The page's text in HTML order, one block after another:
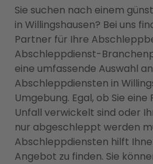
Sie suchen nach einem
in Willingshausen? Bei uns
Partner für Ihre
Abschleppdienst-
eine umfassende Auswahl
Abschleppdiensten in
Umgebung. Egal, ob Sie
Unfall verwickelt sind oder
nur abgeschleppt werden
Abschleppdiensten hilft
Angebot zu finden. Sie